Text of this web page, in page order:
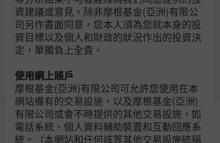
資建議或意見。除非摩根基金(亞洲)有限公
司另作書面同意，您本人須為您就本身的投
資目標以及個人和財政的狀況作出的投資決
定，單獨負上全責。
使用網上賬戶
摩根基金(亞洲)有限公司可允許您使用在本
網站備有的交易設施，以及摩根基金(亞洲)
有限公司或會不時提供的其他交易設施，如
電話系統、個人資料輔助裝置和互動回應系
統。（本網站和任何該等其他交易設施統稱
環球能源價格飆升意味所有人都需要為石油及天然氣支付更
高昂的費用。然而，供應量出現實質中斷，則迫使企業與消
費者作出更顯著、而且可以說是成本更高昂的調整。
在2022年，歐洲可說是首當其衝。 在俄羅斯入侵烏克蘭之
前，歐洲有20%至30%的石油及石油產品，以及40%至50%
的天然氣，是經由管道從俄羅斯進口。即使當時的供應中斷
是分階段進行，而不是一次過完全切斷，制裁俄羅斯的行動
迫使歐洲迅速尋找替代供應。